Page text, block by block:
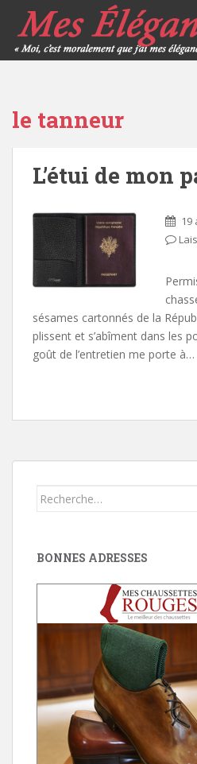
le tanneur
L’étui de mon
19
sésames cartonnés de la
plissent et s’abîment dans les
goût de l’entretien me porte à…
Search
BONNES ADRESSES